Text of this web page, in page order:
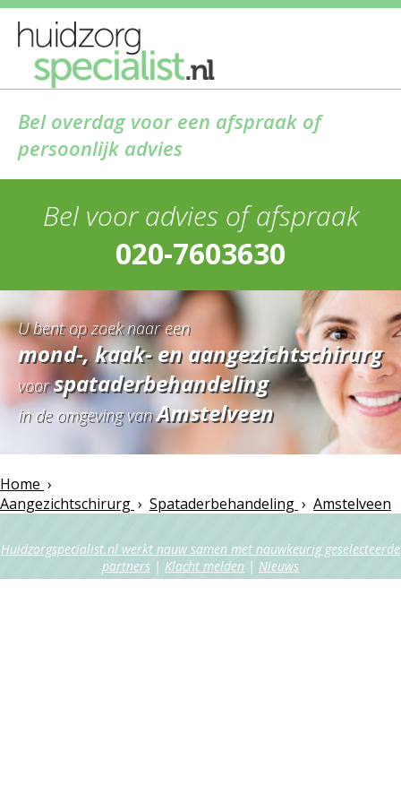
Bel overdag voor een afspraak of
persoonlijk advies
Bel voor advies of afspraak
020-7603630
U bent op zoek naar een
mond-, kaak- en aangezichtschirurg
voorspataderbehandeling
in de omgeving vanAmstelveen
Home ›
Aangezichtschirurg › Spataderbehandeling › Amstelveen
Huidzorgspecialist.nl werkt nauw samen met nauwkeurig geselecteerde
partners | Klacht melden | Nieuws